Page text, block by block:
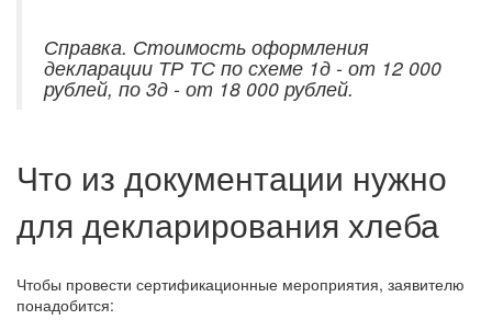
Справка. Стоимость оформления
декларации ТР ТС по схеме 1д - от 12 000
рублей, по 3д - от 18 000 рублей.
Что из документации нужно
для декларирования хлеба
Чтобы провести сертификационные мероприятия, заявителю
понадобится: